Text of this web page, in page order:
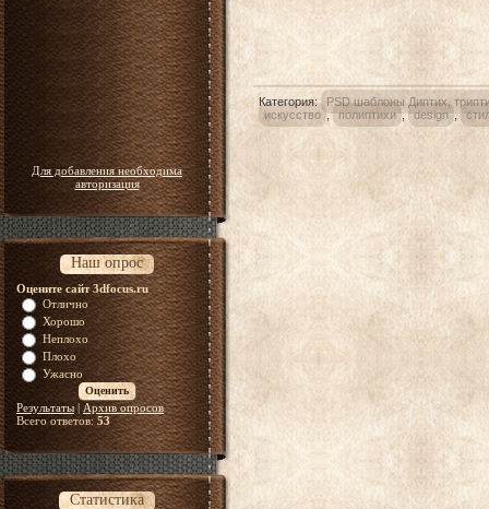
Для добавления необходима
авторизация
Наш опрос
Оцените сайт 3dfocus.ru
Отлично
Хорошо
Неплохо
Плохо
Ужасно
Результаты| Архив опросов
Всего ответов:53
Статистика
Категория: PSD шаблоны Диптих,
искусство , полиптихи , design ,